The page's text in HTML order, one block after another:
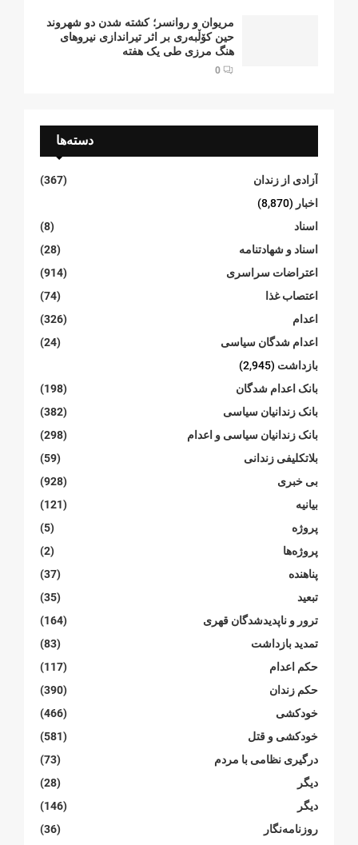
مریوان و روانسر؛ کشته شدن دو شهروند
حین کۆڵبەری بر اثر تیراندازی نیروهای
هنگ مرزی طی یک هفته
0
دسته‌ها
آزادی از زندان
(367)
اخبار (8,870)
اسناد
(8)
اسناد و شهادتنامە
(28)
اعتراضات سراسری
(914)
اعتصاب غذا
(74)
اعدام
(326)
اعدام شدگان سیاسی
(24)
بازداشت (2,945)
بانک اعدام شدگان
(198)
بانک زندانیان سیاسی
(382)
بانک زندانیان سیاسی و اعدام
(298)
بلاتکلیفی زندانی
(59)
بی خبری
(928)
بیانیە
(121)
پروژە
(5)
پروژەها
(2)
پناهنده
(37)
تبعید
(35)
ترور و ناپدیدشدگان قهری
(164)
تمدید بازداشت
(83)
حکم اعدام
(117)
حکم زندان
(390)
خودکشی
(466)
خودکشی و قتل
(581)
درگیری نظامی با مردم
(73)
دیگر
(28)
دیگر
(146)
روزنامەنگار
(36)